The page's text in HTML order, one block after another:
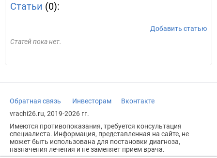
Статьи (0):
Добавить статью
Статей пока нет.
Обратная связь Инвесторам
Вконтакте
vrachi26.ru, 2019-2026 гг.
Имеются противопоказания, требуется консультация
специалиста. Информация, представленная на сайте, не
может быть использована для постановки диагноза,
назначения лечения и не заменяет прием врача.